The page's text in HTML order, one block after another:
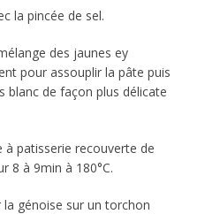
la pincée de sel.
des jaunes ey
pour assouplir la pâte puis
blanc de façon plus délicate
à patisserie recouverte de
8 à 9min à 180°C.
génoise sur un torchon